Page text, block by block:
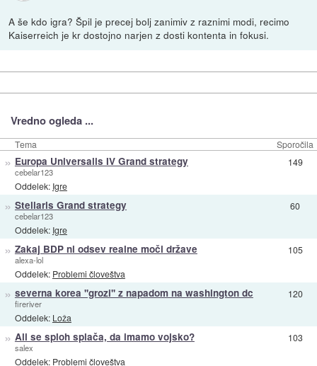
A še kdo igra? Špil je precej bolj zanimiv z raznimi modi, recimo
Kaiserreich je kr dostojno narjen z dosti kontenta in fokusi.
Vredno ogleda ...
Tema Sporočila
» Europa Universalis IV Grand strategy
cebelar123
Oddelek: Igre
149
» Stellaris Grand strategy
cebelar123
Oddelek: Igre
60
» Zakaj BDP ni odsev realne moči države
alexa-lol
Oddelek: Problemi človeštva
105
» severna korea ''grozi'' z napadom na washington dc
fireriver
Oddelek: Loža
120
» Ali se sploh splača, da imamo vojsko?
salex
Oddelek: Problemi človeštva
103